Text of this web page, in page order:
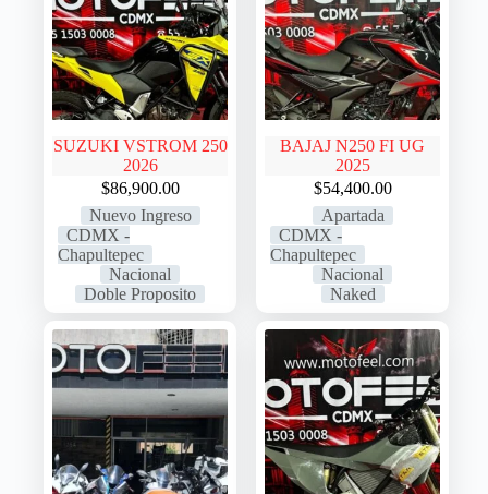
SUZUKI VSTROM 250
2026
$86,900.00
Nuevo Ingreso
CDMX -
Chapultepec
Nacional
Doble Proposito
BAJAJ N250 FI UG
2025
$54,400.00
Apartada
CDMX -
Chapultepec
Nacional
Naked